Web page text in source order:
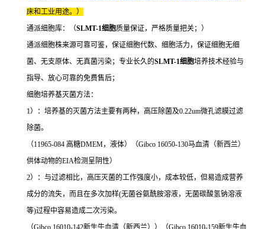
床和工业用途。）
通派细胞库：（SLMT-1细胞质量保证，严格质量把关；）
通派细胞株来源可靠可鉴，保证细胞代数、细胞活力，保证细胞无细
菌、无支原体、无真菌污染；专业长久的SLMT-1细胞培养技术经验与
指导、放心可靠的免费售后；
细胞培养基灭菌方法：
1）：培养基的灭菌方法主要有两种，高压除菌及0.22um微孔滤膜过滤
除菌。
（11965-084 高糖DMEM，液体）（Gibco 16050-130马血清（新西兰）
供体动物的EIA检测呈阴性）
2）：与过滤相比，高压灭菌的工作强度小，成本较低，但易造成营养
成分的流失，而且在多次加样(无菌谷氨酰胺溶液，无菌碳酸氢钠溶液
等)过程中容易造成二次污染。
（Gibco 16010-142新生牛血清（新西兰））（Gibco 16010-159新生牛血